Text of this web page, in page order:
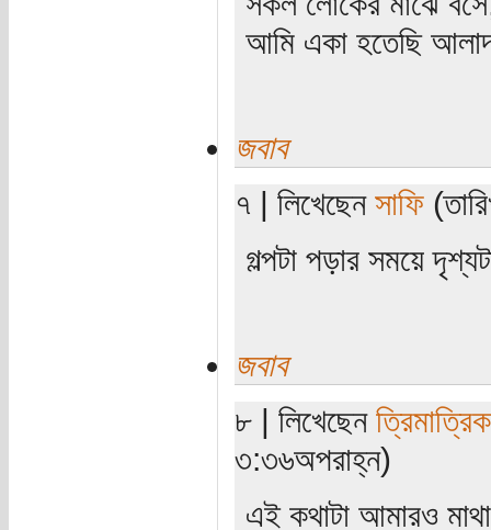
আমি একা হতেছি
জবাব
৭ | লিখেছেন সাফি
গল্পটা পড়ার সময়ে
জবাব
৮ | লিখেছেন
৩:৩৬অপরাহ্ন)
এই কথাটা আমারও